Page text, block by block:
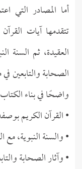
أما المصادر التي
تتقدمها آيات
العقيدة، ثم السنة
الصحابة والتابعين
واضحًا في بناء
• القرآن الكريم
• والسنة النبوية،
• وآثار الصحابة